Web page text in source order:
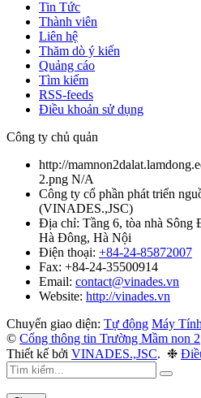
Tin Tức
Thành viên
Liên hệ
Thăm dò ý kiến
Quảng cáo
Tìm kiếm
RSS-feeds
Điều khoản sử dụng
Công ty chủ quản
http://
2.png N/A
Công ty cổ phần phát triển
(VINADES.,JSC)
Địa chỉ: Tầng 6, tòa nhà Sông
Hà Đông, Hà Nội
Điện thoại: +84-24-85872007
Fax: +84-24-35500914
Email: contact@vinades.vn
Website: http://vinades.vn
Chuyển giao diện: Tự động Máy Tính
© Cổng thông tin Trường Mầm non 2
Thiết kế bởi VINADES.,JSC. ❉